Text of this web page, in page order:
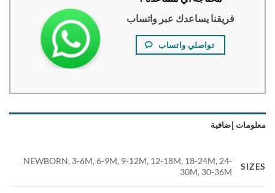
فريقنا يساعدك عبر واتساب
تواصلي واتساب
إضافية
NEWBORN, 3-6M, 6-9M, 9-12M, 12-18M, 18-24M, 24-
30M, 30-36M